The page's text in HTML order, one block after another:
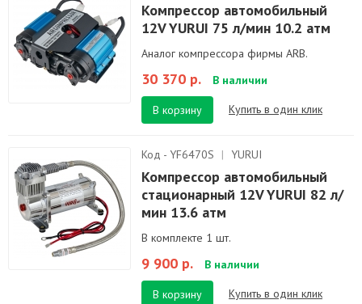
Компрессор автомобильный
12V YURUI 75 л/мин 10.2 атм
Аналог компрессора фирмы ARB.
30 370 р. В наличии
В корзину Купить в один клик
Код - YF6470S | YURUI
Компрессор автомобильный
стационарный 12V YURUI 82 л/
мин 13.6 атм
В комплекте 1 шт.
9 900 р. В наличии
В корзину Купить в один клик